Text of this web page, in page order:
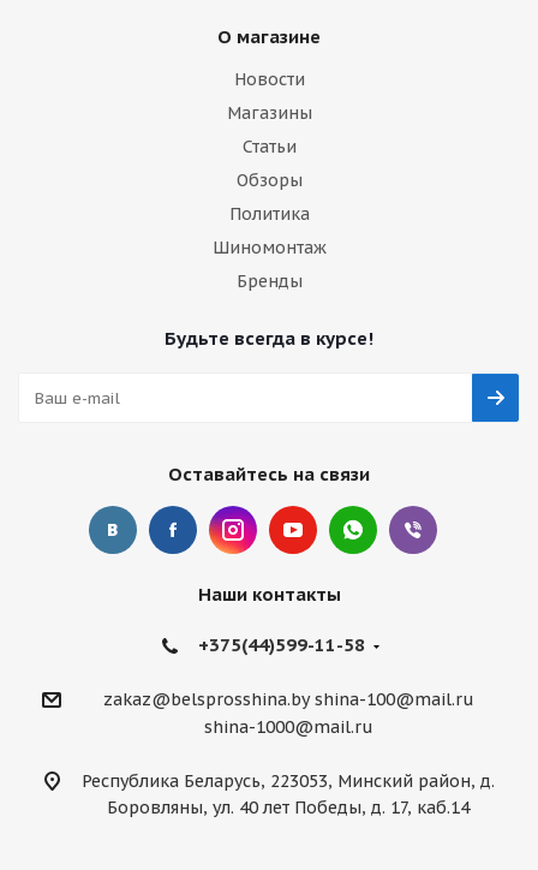
О магазине
Новости
Магазины
Статьи
Обзоры
Политика
Шиномонтаж
Бренды
Будьте всегда в курсе!
Оставайтесь на связи
Наши контакты
+375(44)599-11-58
zakaz@belsprosshina.by shina-100@mail.ru
shina-1000@mail.ru
Республика Беларусь, 223053, Минский район, д.
Боровляны, ул. 40 лет Победы, д. 17, каб.14